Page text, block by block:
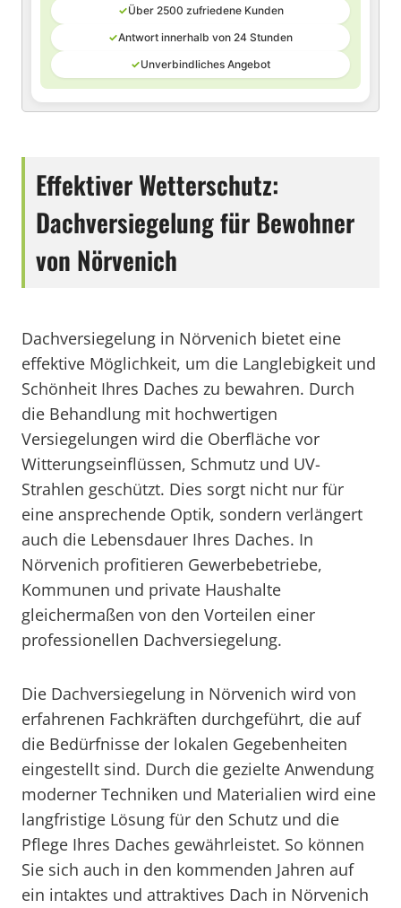
✓Über 2500 zufriedene Kunden
✓Antwort innerhalb von 24 Stunden
✓Unverbindliches Angebot
Effektiver Wetterschutz:
Dachversiegelung für Bewohner
von Nörvenich
Dachversiegelung in Nörvenich bietet eine
effektive Möglichkeit, um die Langlebigkeit und
Schönheit Ihres Daches zu bewahren. Durch
die Behandlung mit hochwertigen
Versiegelungen wird die Oberfläche vor
Witterungseinflüssen, Schmutz und UV-
Strahlen geschützt. Dies sorgt nicht nur für
eine ansprechende Optik, sondern verlängert
auch die Lebensdauer Ihres Daches. In
Nörvenich profitieren Gewerbebetriebe,
Kommunen und private Haushalte
gleichermaßen von den Vorteilen einer
professionellen Dachversiegelung.
Die Dachversiegelung in Nörvenich wird von
erfahrenen Fachkräften durchgeführt, die auf
die Bedürfnisse der lokalen Gegebenheiten
eingestellt sind. Durch die gezielte Anwendung
moderner Techniken und Materialien wird eine
langfristige Lösung für den Schutz und die
Pflege Ihres Daches gewährleistet. So können
Sie sich auch in den kommenden Jahren auf
ein intaktes und attraktives Dach in Nörvenich